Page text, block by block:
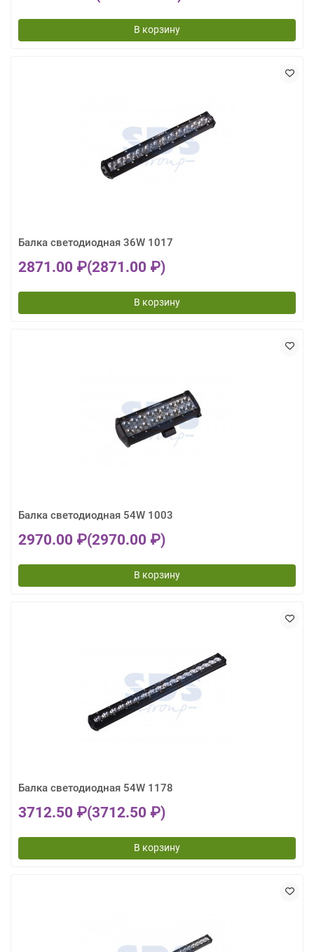
В корзину
Балка светодиодная 36W 1017
2871.00 ₽(2871.00 ₽)
В корзину
Балка светодиодная 54W 1003
2970.00 ₽(2970.00 ₽)
В корзину
Балка светодиодная 54W 1178
3712.50 ₽(3712.50 ₽)
В корзину